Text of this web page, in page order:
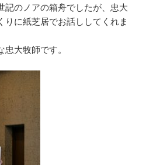
記のノアの箱舟でしたが、忠大
りに紙芝居でお話ししてくれま
大牧師です。